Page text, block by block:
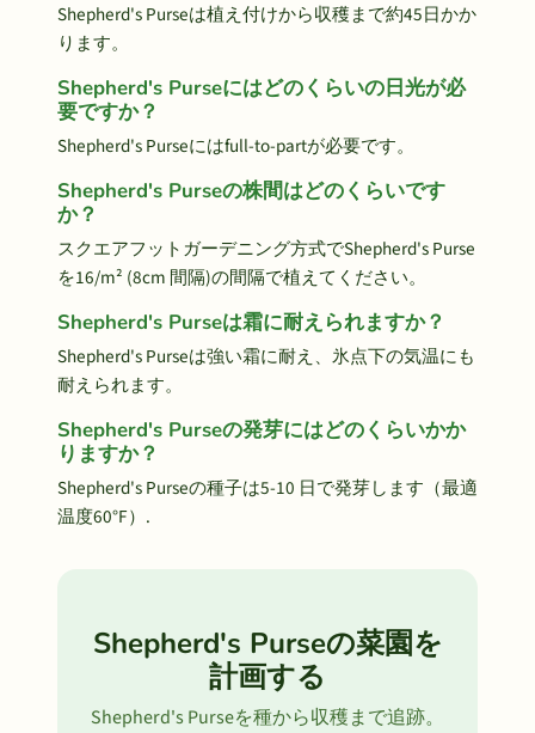
Shepherd's Purseは植え付けから収穫まで約45日かか
ります。
Shepherd's Purseにはどのくらいの日光が必
要ですか？
Shepherd's Purseにはfull-to-partが必要です。
Shepherd's Purseの株間はどのくらいです
か？
スクエアフットガーデニング方式でShepherd's Purse
を16/m² (8cm 間隔)の間隔で植えてください。
Shepherd's Purseは霜に耐えられますか？
Shepherd's Purseは強い霜に耐え、氷点下の気温にも
耐えられます。
Shepherd's Purseの発芽にはどのくらいかか
りますか？
Shepherd's Purseの種子は5-10 日で発芽します（最適
温度60°F）.
Shepherd's Purseの菜園を
計画する
Shepherd's Purseを種から収穫まで追跡。